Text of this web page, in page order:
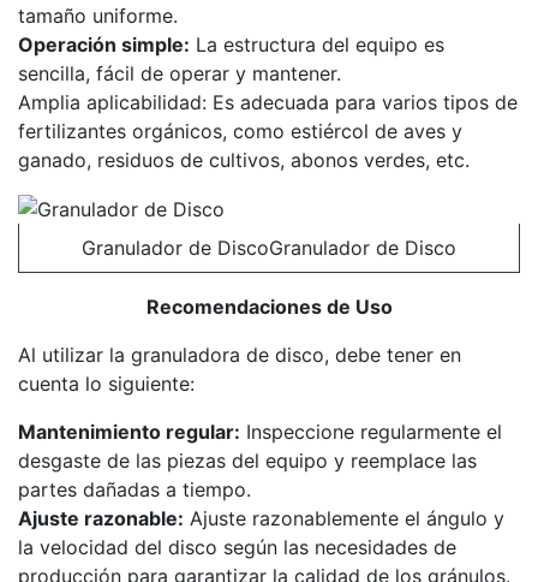
tamaño uniforme.
Operación simple: La estructura del equipo es
sencilla, fácil de operar y mantener.
Amplia aplicabilidad: Es adecuada para varios tipos de
fertilizantes orgánicos, como estiércol de aves y
ganado, residuos de cultivos, abonos verdes, etc.
Granulador de DiscoGranulador de Disco
Recomendaciones de Uso
Al utilizar la granuladora de disco, debe tener en
cuenta lo siguiente:
Mantenimiento regular: Inspeccione regularmente el
desgaste de las piezas del equipo y reemplace las
partes dañadas a tiempo.
Ajuste razonable: Ajuste razonablemente el ángulo y
la velocidad del disco según las necesidades de
producción para garantizar la calidad de los gránulos.